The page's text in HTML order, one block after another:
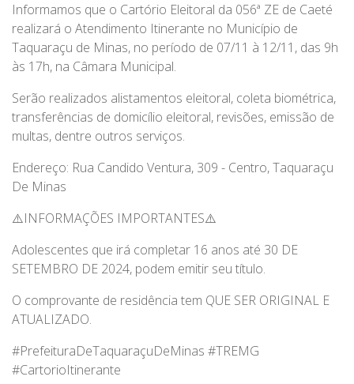
Informamos que o Cartório Eleitoral da 056ª ZE de Caeté
realizará o Atendimento Itinerante no Município de
Taquaraçu de Minas, no período de 07/11 à 12/11, das 9h
às 17h, na Câmara Municipal.
Serão realizados alistamentos eleitoral, coleta biométrica,
transferências de domicílio eleitoral, revisões, emissão de
multas, dentre outros serviços.
Endereço: Rua Candido Ventura, 309 - Centro, Taquaraçu
De Minas
⚠️INFORMAÇÕES IMPORTANTES⚠️
Adolescentes que irá completar 16 anos até 30 DE
SETEMBRO DE 2024, podem emitir seu título.
O comprovante de residência tem QUE SER ORIGINAL E
ATUALIZADO.
#PrefeituraDeTaquaraçuDeMinas #TREMG
#CartorioItinerante